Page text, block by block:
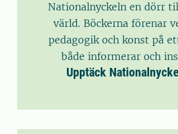
Nationalnyckeln en dörr
värld. Böckerna förenar
pedagogik och konst på
både informerar och
Upptäck